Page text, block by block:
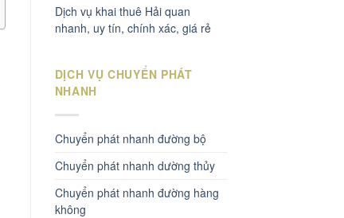
Dịch vụ khai thuê Hải quan
nhanh, uy tín, chính xác, giá rẻ
DỊCH VỤ CHUYỂN PHÁT
NHANH
Chuyển phát nhanh đường bộ
Chuyển phát nhanh dường thủy
Chuyển phát nhanh đường hàng
không